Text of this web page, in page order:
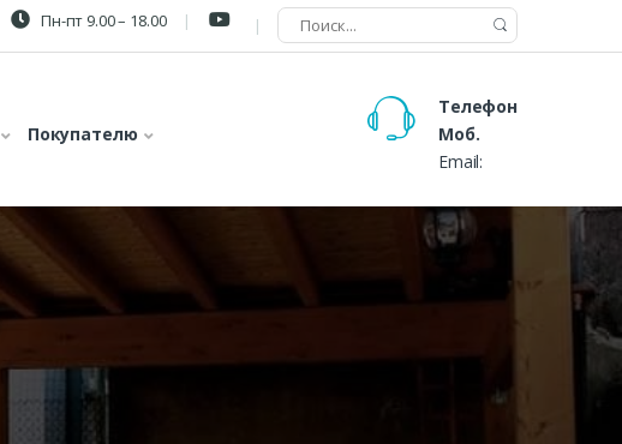
Пн-пт 9.00 – 18.00
Покупателю
Телефон
Моб.
Email: